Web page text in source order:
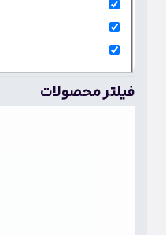
فیلتر محصولات